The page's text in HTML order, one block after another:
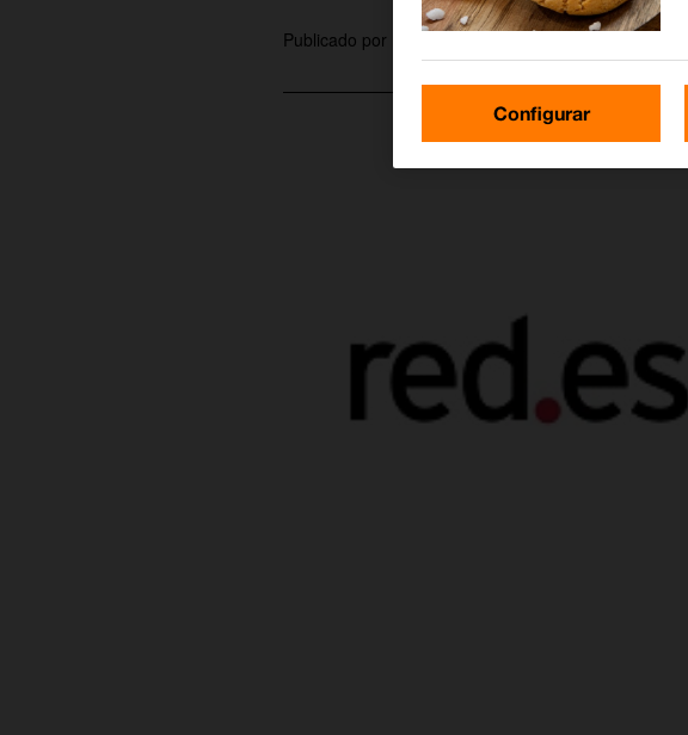
Publicado por martagamez
Configurar